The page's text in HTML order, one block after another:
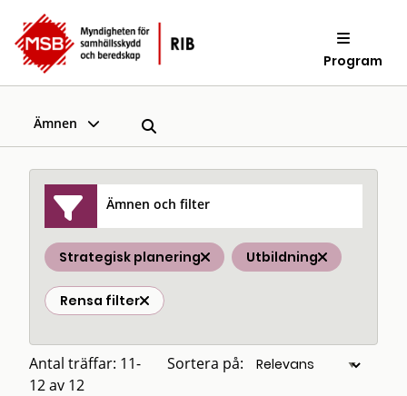
Program
Ämnen
Ämnen och filter
Strategisk planering Utbildning
Rensa filter
Antal träffar: 11-
12 av 12
Sortera på: